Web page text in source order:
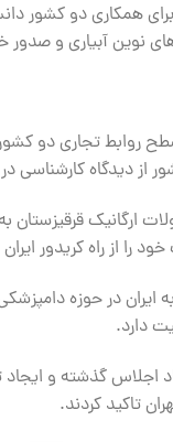
همکاری دو کشور
نوین آبیاری و
سطح روابط تجاری دو
دیدگاه کارشناسی در
قرقیزستان به
از راه کریدور ایران
در حوزه
دارد.
اجلاس گذشته و
تاکید کردند.